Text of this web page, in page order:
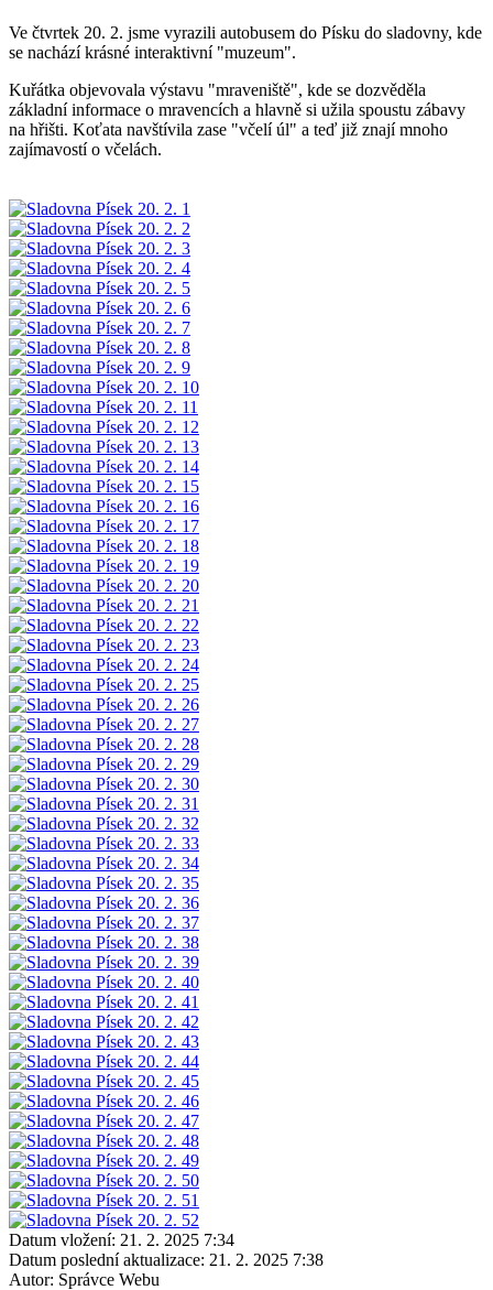
Ve čtvrtek 20. 2. jsme vyrazili autobusem do Písku do sladovny, kde
se nachází krásné interaktivní "muzeum".
Kuřátka objevovala výstavu "mraveniště", kde se dozvěděla
základní informace o mravencích a hlavně si užila spoustu zábavy
na hřišti. Koťata navštívila zase "včelí úl" a teď již znají mnoho
zajímavostí o včelách.
Datum vložení: 21. 2. 2025 7:34
Datum poslední aktualizace: 21. 2. 2025 7:38
Autor: Správce Webu